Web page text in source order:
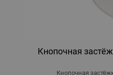
Кнопочная
Кнопочная